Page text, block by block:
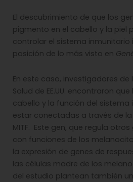
El descubrimiento de que los
pigmento en el cabello y la piel
controlar el sistema
posición de lo más visto en
En este caso, investigadores
Salud de EE.UU. encontraron
cabello y la función del
estar conectadas a través de
MITF. Este gen, que regula
con funciones de los
la expresión de genes de
las células madre de los
del estudio plantean también